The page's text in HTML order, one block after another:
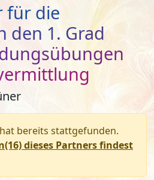
für die
den 1. Grad
bereits stattgefunden.
dieses Partners findest